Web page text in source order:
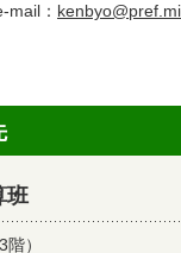
mail：
）